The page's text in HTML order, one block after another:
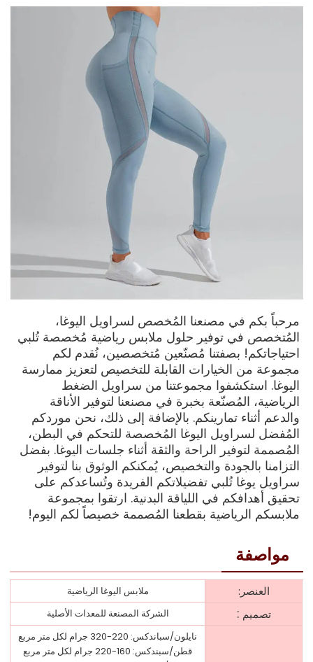
مرحباً بكم في مصنعنا المُخصص لسراويل اليوغا،
المُتخصص في توفير حلول ملابس رياضية مُخصصة تُلبي
احتياجاتكم! بصفتنا مُصنّعين مُتخصصين، نُقدم لكم
مجموعة من الخيارات القابلة للتخصيص لتعزيز ممارسة
اليوغا. استكشفوا مجموعتنا من سراويل الضغط
الرياضية، المُصنّعة بخبرة في مصنعنا لتوفير الأناقة
والدعم أثناء تمارينكم. بالإضافة إلى ذلك، نحن موردكم
المُفضل لسراويل اليوغا المُخصصة للتحكم في البطن،
المُصممة لتوفير الراحة والثقة أثناء جلسات اليوغا. بفضل
التزامنا بالجودة والتخصيص، يُمكنكم الوثوق بنا لتوفير
سراويل يوغا تُلبي تفضيلاتكم الفريدة وتُساعدكم على
تحقيق أهدافكم في اللياقة البدنية. ارتقوا بمجموعة
ملابسكم الرياضية بقطعنا المُصممة خصيصاً لكم اليوم!
مواصفة
العنصر: ملابس اليوغا الرياضية
تصميم :
الشركة المصنعة للمعدات الأصلية
نايلون/سباندكس: 220-320 جرام لكل متر مربع
قطن/سبندكس: 160-220 جرام لكل متر مربع